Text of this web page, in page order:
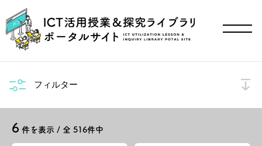
フィルター
6 件を表示 / 全 516件中